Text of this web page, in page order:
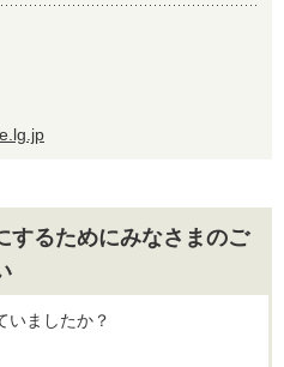
するためにみなさまのご
いましたか？